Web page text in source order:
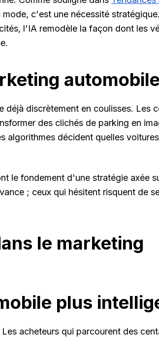
c'est une nécessité
l'IA remodèle la façon dont les
automobile
discrètement en coulisses. Les
des clichés de parking en
algorithmes décident quelles
le fondement d'une stratégie axée
; ceux qui hésitent risquent de
le marketing
plus
acheteurs qui parcourent des